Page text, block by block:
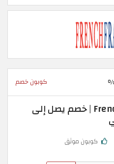
كوبون خصم
كود خصم French Fragrance | خصم يصل إلى
كوبون موثق